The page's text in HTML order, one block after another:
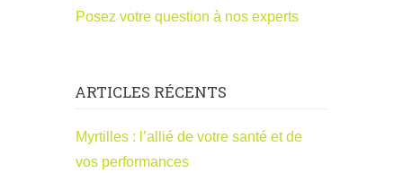
Posez votre question à nos experts
ARTICLES RÉCENTS
Myrtilles : l’allié de votre santé et de
vos performances